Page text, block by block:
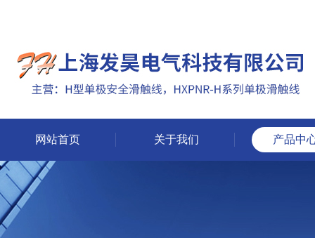
网站首页 关于我们 产品中